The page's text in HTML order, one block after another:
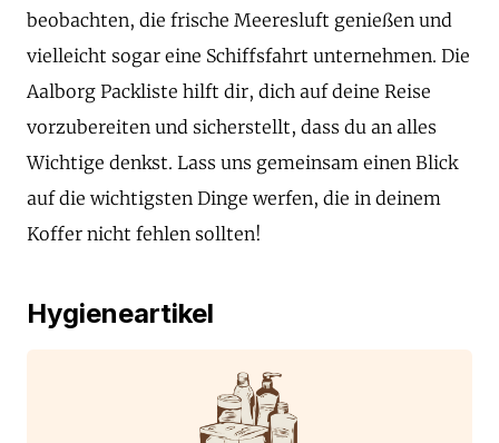
beobachten, die frische Meeresluft genießen und
vielleicht sogar eine Schiffsfahrt unternehmen. Die
Aalborg Packliste hilft dir, dich auf deine Reise
vorzubereiten und sicherstellt, dass du an alles
Wichtige denkst. Lass uns gemeinsam einen Blick
auf die wichtigsten Dinge werfen, die in deinem
Koffer nicht fehlen sollten!
Hygieneartikel